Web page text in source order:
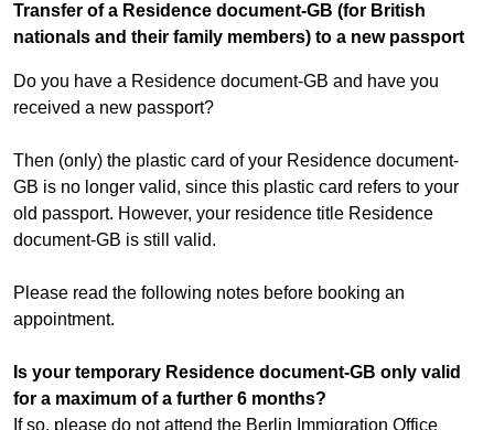
Transfer of a Residence document-GB (for British
nationals and their family members) to a new passport
Do you have a Residence document-GB and have you
received a new passport?
Then (only) the plastic card of your Residence document-
GB is no longer valid, since this plastic card refers to your
old passport. However, your residence title Residence
document-GB is still valid.
Please read the following notes before booking an
appointment.
Is your temporary Residence document-GB only valid
for a maximum of a further 6 months?
If so, please do not attend the Berlin Immigration Office